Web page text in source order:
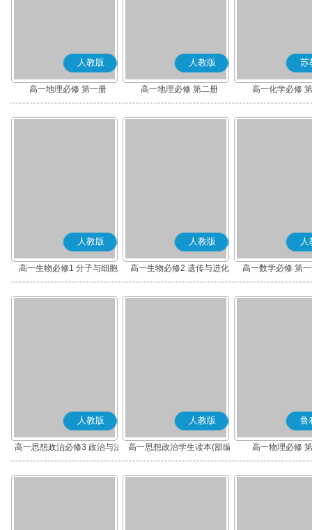
人教版
高一地理必修 第一册
人教版
高一地理必修 第二册
苏
高一化学必修
人教版
高一生物必修1 分子与细胞
人教版
高一生物必修2 遗传与进化
人
高一数学必修 第
人教版
高一思想政治必修3 政治与法
治(部编版)
人教版
高一思想政治学生读本(部编
版)
鲁
高一物理必修